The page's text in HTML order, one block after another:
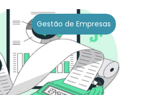
Gestão de Empresas